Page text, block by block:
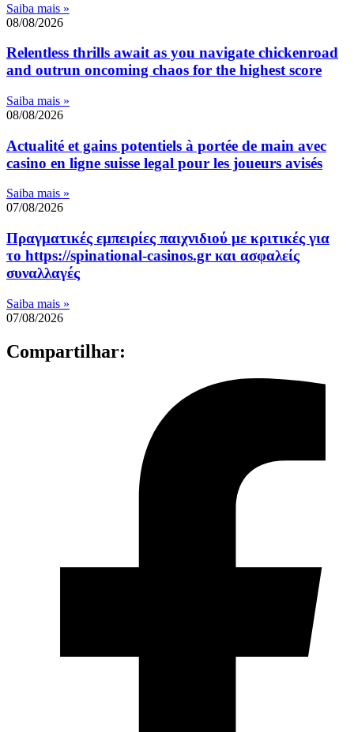
Saiba mais »
08/08/2026
Relentless thrills await as you navigate chickenroad
and outrun oncoming chaos for the highest score
Saiba mais »
08/08/2026
Actualité et gains potentiels à portée de main avec
casino en ligne suisse legal pour les joueurs avisés
Saiba mais »
07/08/2026
Πραγματικές εμπειρίες παιχνιδιού με κριτικές για
το https://spinational-casinos.gr και ασφαλείς
συναλλαγές
Saiba mais »
07/08/2026
Compartilhar: